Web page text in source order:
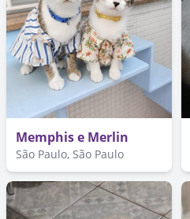
Memphis e Merlin
São Paulo, São Paulo